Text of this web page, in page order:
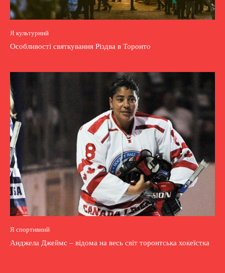
Я культурний
Особливості святкування Різдва в Торонто
Я спортивний
Анджела Джеймс – відома на весь світ торонтська хокеїстка